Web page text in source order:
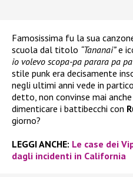
Famosissima fu la sua
scuola dal titolo “Tananai”e
io volevo scopa-pa parara pa
stile punk era decisamente
negli ultimi anni vede in
detto, non convinse mai
dimenticare i battibecchi con
giorno?
LEGGI ANCHE: Le case dei
dagli incidenti in California